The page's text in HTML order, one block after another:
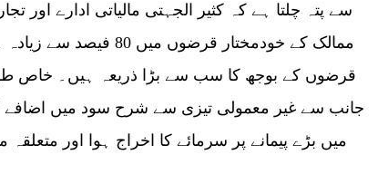
سے پتہ چلتا ہے کہ کثیر الجہتی مالیاتی ادارے اور
ممالک کے خودمختار قرضوں
قرضوں کے بوجھ کا سب سے بڑا ذریعہ ہیں۔ خاص
جانب سے غیر معمولی تیزی سے شرح سود میں
میں بڑے پیمانے پر سرمائے کا اخراج ہوا اور